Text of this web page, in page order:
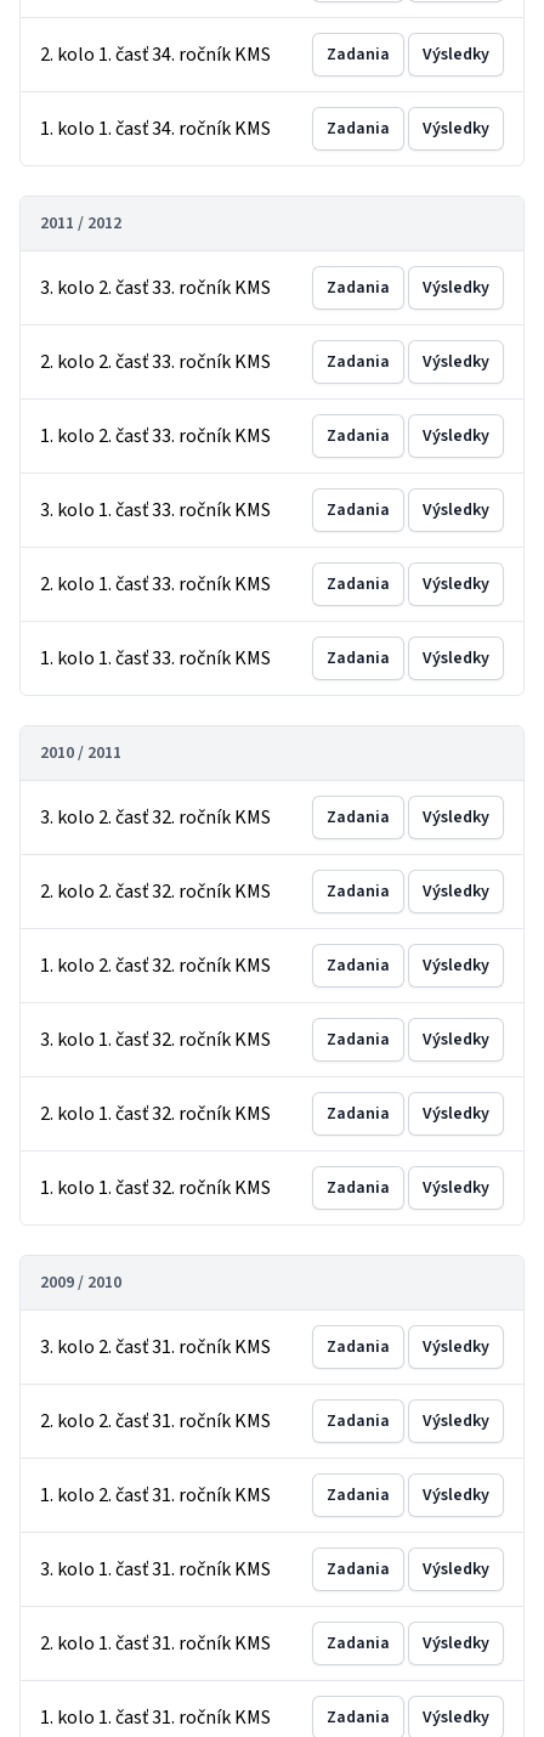
2. kolo 1. časť 34. ročník KMS Zadania Výsledky
1. kolo 1. časť 34. ročník KMS Zadania Výsledky
2011 / 2012
3. kolo 2. časť 33. ročník KMS Zadania Výsledky
2. kolo 2. časť 33. ročník KMS Zadania Výsledky
1. kolo 2. časť 33. ročník KMS Zadania Výsledky
3. kolo 1. časť 33. ročník KMS Zadania Výsledky
2. kolo 1. časť 33. ročník KMS Zadania Výsledky
1. kolo 1. časť 33. ročník KMS Zadania Výsledky
2010 / 2011
3. kolo 2. časť 32. ročník KMS Zadania Výsledky
2. kolo 2. časť 32. ročník KMS Zadania Výsledky
1. kolo 2. časť 32. ročník KMS Zadania Výsledky
3. kolo 1. časť 32. ročník KMS Zadania Výsledky
2. kolo 1. časť 32. ročník KMS Zadania Výsledky
1. kolo 1. časť 32. ročník KMS Zadania Výsledky
2009 / 2010
3. kolo 2. časť 31. ročník KMS Zadania Výsledky
2. kolo 2. časť 31. ročník KMS Zadania Výsledky
1. kolo 2. časť 31. ročník KMS Zadania Výsledky
3. kolo 1. časť 31. ročník KMS Zadania Výsledky
2. kolo 1. časť 31. ročník KMS Zadania Výsledky
1. kolo 1. časť 31. ročník KMS Zadania Výsledky